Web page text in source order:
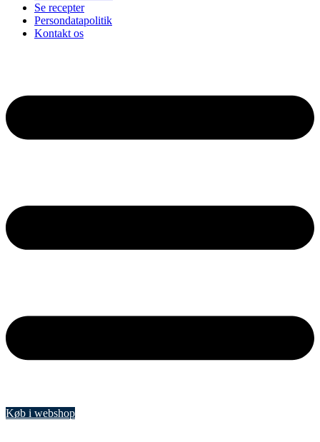
Se recepter
Persondatapolitik
Kontakt os
Køb i webshop